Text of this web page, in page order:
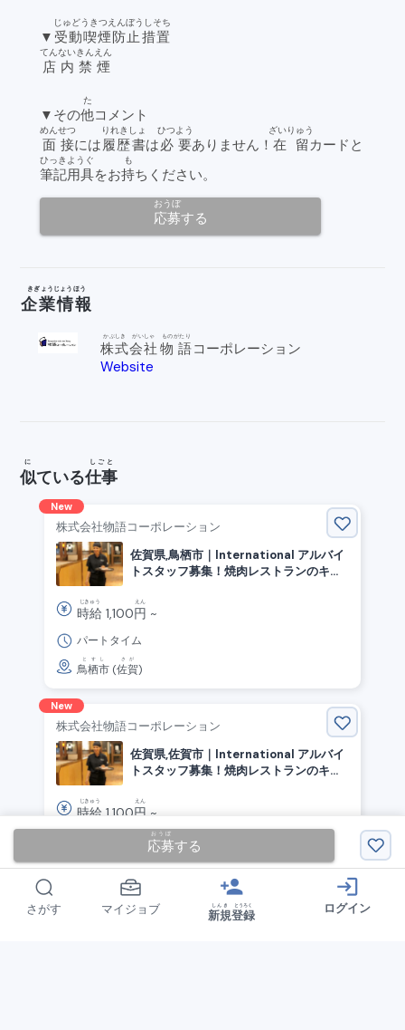
応募
おうぼ
する
▼ 受動喫煙防止措置
じゅどうきつえんぼうしそち
店内
てんない
禁煙
きんえん
▼その他
た
コメント
面接
めんせつ
には履歴書
りれきしょ
は必要
ひつよう
ありません！在留
ざいりゅう
カードと
筆記用具
ひっきようぐ
をお持
も
ちください。
応募
おうぼ
する
企業情報
きぎょうじょうほう
株式
かぶしき
会社
がいしゃ
物語
ものがたり
コーポレーション
Website
似
に
ている仕事
しごと
New
株式会社物語コーポレーション
佐賀県,鳥栖市｜International アルバイ
トスタッフ募集！焼肉レストランのキッ
時給
じきゅう
1,100円
えん
~
パートタイム
鳥栖市
とすし
(佐賀
さが
)
New
株式会社物語コーポレーション
佐賀県,佐賀市｜International アルバイ
トスタッフ募集！焼肉レストランのキッ
時給
じきゅう
1,100円
えん
~
佐賀市(佐賀)
さがす マイジョブ
person_add
新規
しんき
登録
とうろく
login
ログイン